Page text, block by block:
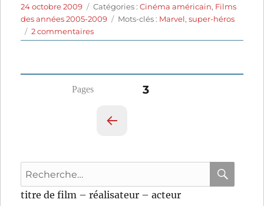
Publié
le
24 octobre 2009 Catégories
Catégories :Cinéma américain, Films
des années 2005-2009
Étiquettes
Mots-clés : Marvel,super-héros
2 commentairessur
Iron
Jon
Pagination
PRÉ
ENT
E
PAGE3
Recherche
pour
titre de film – réalisateur – acteur